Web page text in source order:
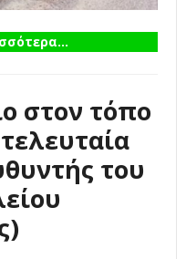
στον τόπο
του